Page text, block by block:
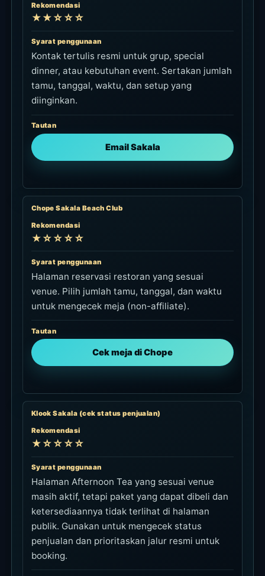
Rekomendasi
★★☆☆☆
Syarat penggunaan
Kontak tertulis resmi untuk grup, special
dinner, atau kebutuhan event. Sertakan jumlah
tamu, tanggal, waktu, dan setup yang
diinginkan.
Tautan
Email Sakala
Chope Sakala Beach Club
Rekomendasi
★☆☆☆☆
Syarat penggunaan
Halaman reservasi restoran yang sesuai
venue. Pilih jumlah tamu, tanggal, dan waktu
untuk mengecek meja (non-affiliate).
Tautan
Cek meja di Chope
Klook Sakala (cek status penjualan)
Rekomendasi
★☆☆☆☆
Syarat penggunaan
Halaman Afternoon Tea yang sesuai venue
masih aktif, tetapi paket yang dapat dibeli dan
ketersediaannya tidak terlihat di halaman
publik. Gunakan untuk mengecek status
penjualan dan prioritaskan jalur resmi untuk
booking.